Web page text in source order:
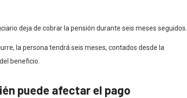
deja de cobrar la pensión durante seis meses seguidos.
la persona tendrá seis meses, contados desde la
beneficio.
puede afectar el pago